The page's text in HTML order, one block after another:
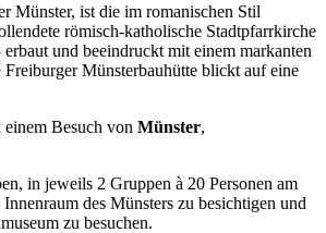
Münster, ist die im romanischen Stil
römisch-katholische Stadtpfarrkirche
und beeindruckt mit einem markanten
Münsterbauhütte blickt auf eine
einem Besuch von Münster,
in jeweils 2 Gruppen à 20 Personen am
des Münsters zu besichtigen und
zu besuchen.